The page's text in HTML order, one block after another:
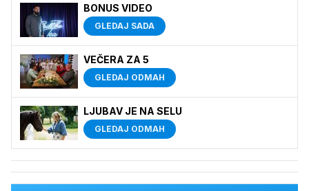
BONUS VIDEO
GLEDAJ SADA
VEČERA ZA 5
GLEDAJ ODMAH
LJUBAV JE NA SELU
GLEDAJ ODMAH